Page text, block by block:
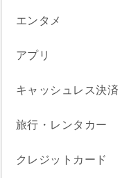
エンタメ
アプリ
キャッシュレス決済
旅行・レンタカー
クレジットカード